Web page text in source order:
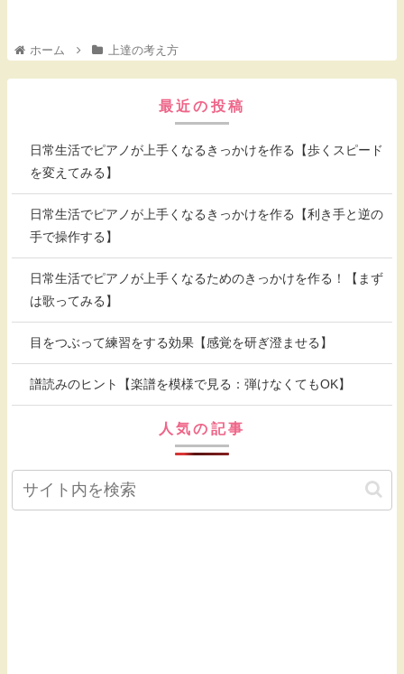
ホーム 上達の考え方
最近の投稿
日常生活でピアノが上手くなるきっかけを作る【歩くスピード
を変えてみる】
日常生活でピアノが上手くなるきっかけを作る【利き手と逆の
手で操作する】
日常生活でピアノが上手くなるためのきっかけを作る！【まず
は歌ってみる】
目をつぶって練習をする効果【感覚を研ぎ澄ませる】
譜読みのヒント【楽譜を模様で見る：弾けなくてもOK】
人気の記事